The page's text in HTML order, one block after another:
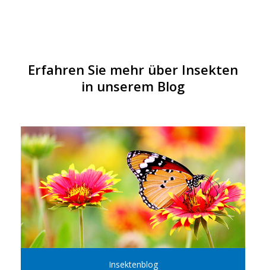
Erfahren Sie mehr über Insekten
in unserem Blog
Insektenblog